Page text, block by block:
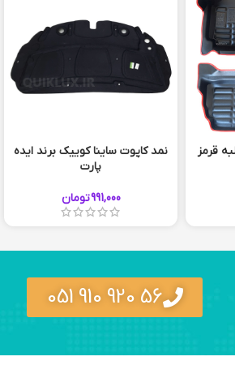
نمد کاپوت ساینا کوییک برند ایده
پارت
991,000تومان
56 920 910 051